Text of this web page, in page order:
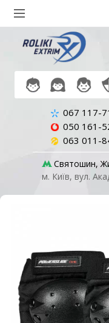
067 117-
050 161-
063 011-
Святошин,
м. Київ, вул.